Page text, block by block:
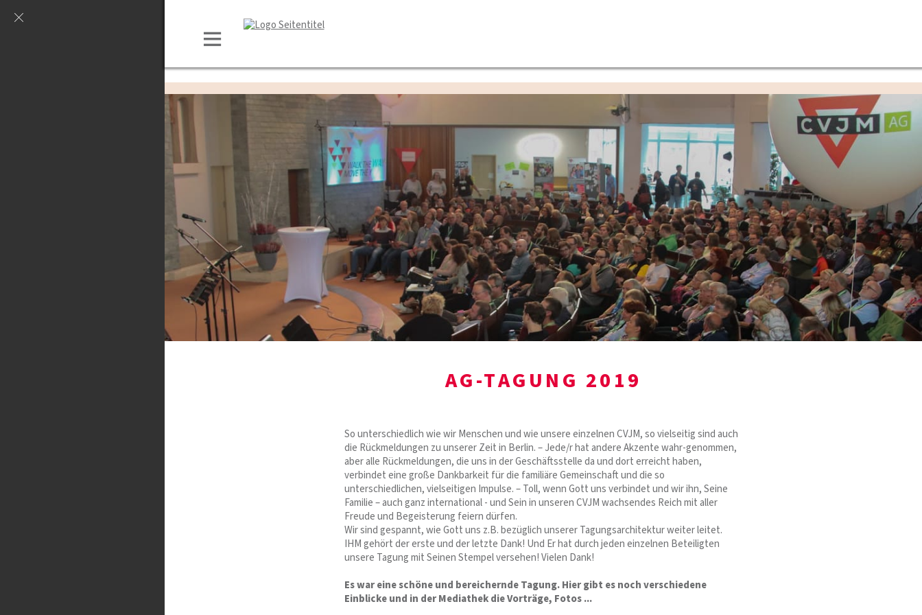
AG-TAGUNG 2019
So unterschiedlich wie wir Menschen und wie unsere einzelnen CVJM, so vielseitig sind auch
die Rückmeldungen zu unserer Zeit in Berlin. – Jede/r hat andere Akzente wahr-genommen,
aber alle Rückmeldungen, die uns in der Geschäftsstelle da und dort erreicht haben,
verbindet eine große Dankbarkeit für die familiäre Gemeinschaft und die so
unterschiedlichen, vielseitigen Impulse. – Toll, wenn Gott uns verbindet und wir ihn, Seine
Familie – auch ganz international - und Sein in unseren CVJM wachsendes Reich mit aller
Freude und Begeisterung feiern dürfen.
Wir sind gespannt, wie Gott uns z.B. bezüglich unserer Tagungsarchitektur weiter leitet.
IHM gehört der erste und der letzte Dank! Und Er hat durch jeden einzelnen Beteiligten
unsere Tagung mit Seinen Stempel versehen! Vielen Dank!
Es war eine schöne und bereichernde Tagung. Hier gibt es noch verschiedene
Einblicke und in der Mediathek die Vorträge, Fotos ...